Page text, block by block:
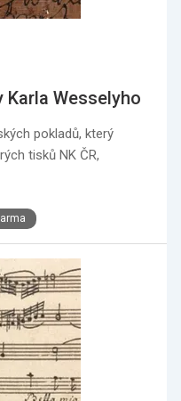
Karla Wesselyho
pokladů, který
tisků NK ČR,